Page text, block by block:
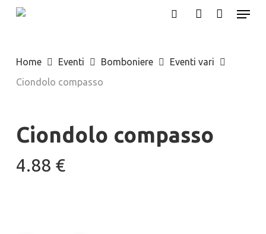
Skip
content
Menu
Home Eventi Bomboniere
Eventi vari
Ciondolo compasso
Ciondolo compasso
4.88 €